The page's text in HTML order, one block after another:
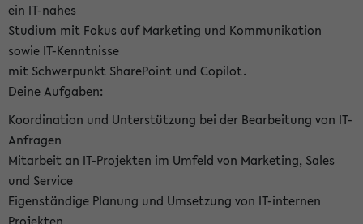
ein IT-nahes
Studium mit Fokus auf Marketing und Kommunikation
sowie IT-Kenntnisse
mit Schwerpunkt SharePoint und Copilot.
Deine Aufgaben:
Koordination und Unterstützung bei der Bearbeitung von IT-
Anfragen
Mitarbeit an IT-Projekten im Umfeld von Marketing, Sales
und Service
Eigenständige Planung und Umsetzung von IT-internen